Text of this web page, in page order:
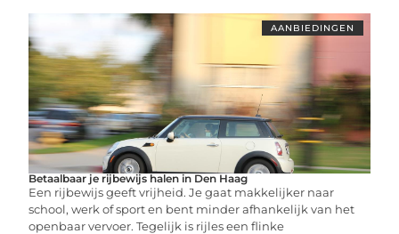
AANBIEDINGEN
Betaalbaar je rijbewijs halen in Den Haag
Een rijbewijs geeft vrijheid. Je gaat makkelijker naar
school, werk of sport en bent minder afhankelijk van het
openbaar vervoer. Tegelijk is rijles een flinke